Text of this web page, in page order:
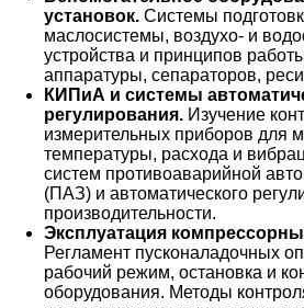
установок. Системы
маслосистемы, воздухо- и
устройства и принципов
аппаратуры, сепараторов,
КИПиА и системы
регулирования. Изучение
измерительных приборов для
температуры, расхода и
систем противоаварийной
(ПАЗ) и автоматического
производительности.
Эксплуатация
Регламент пусконаладочных
рабочий режим, остановка и
оборудования. Методы